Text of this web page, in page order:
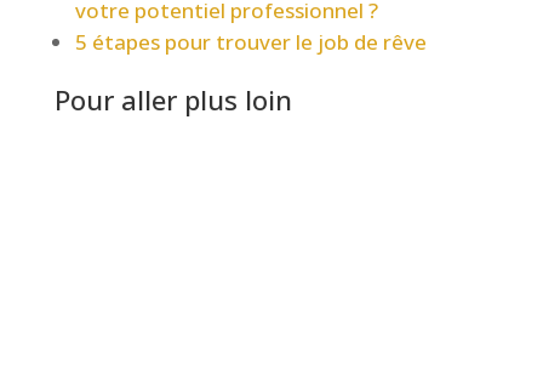
votre potentiel professionnel ?
5 étapes pour trouver le job de rêve
Pour aller plus loin